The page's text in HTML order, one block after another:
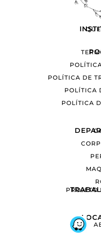
POLÍTICA DE
POLÍTICA
POLÍTICA
PROJETO